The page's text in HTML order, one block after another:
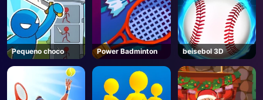
Pequeno choco Power Badminton beisebol 3D